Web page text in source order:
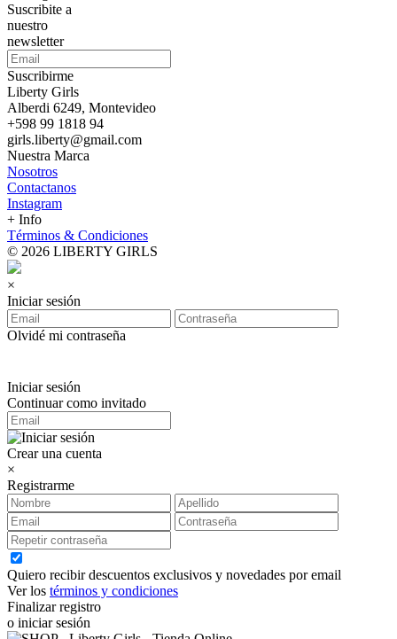
Suscribite a
nuestro
newsletter
Suscribirme
Liberty Girls
Alberdi 6249, Montevideo
+598 99 1818 94
girls.liberty@gmail.com
Nuestra Marca
Nosotros
Contactanos
Instagram
+ Info
Términos & Condiciones
© 2026 LIBERTY GIRLS
×
Iniciar sesión
Olvidé mi contraseña
Iniciar sesión
Continuar como invitado
Crear una cuenta
×
Registrarme
Quiero recibir descuentos exclusivos y novedades por email
Ver los términos y condiciones
Finalizar registro
o iniciar sesión